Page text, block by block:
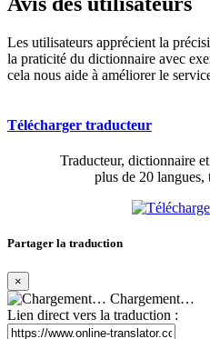
Les utilisateurs apprécient la
la praticité du dictionnaire avec
cela nous aide à améliorer le
Télécharger traducteur
Traducteur, dictionnaire
plus de 20
Partager la traduction
×
Chargement…
Lien direct vers la traduction :